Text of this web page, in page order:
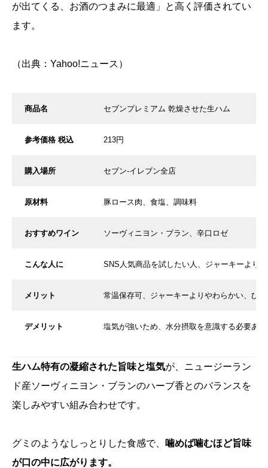
が出てくる、お酒のつまみに最適」と高く評価されてい
ます。
（出典： Yahoo!ニュース ）
商品名 セブンプレミアム 乾燥させた生ハム
参考価格 税込 213円
購入場所 セブン-イレブン全店
原材料 豚ロース肉、食塩、調味料
おすすめワイン ソーヴィニヨン・ブラン、辛口ロゼ
こんな人に SNS人気商品を試したい人、ジャーキーより
メリット 常温保存可、ジャーキーよりやわらかい、ひ
デメリット 塩気が強いため、水分摂取を意識する必要あり
生ハム特有の凝縮された旨味と塩気が、ニュージーラン
ド産ソーヴィニヨン・ブランのハーブ香とのバランスを
楽しみやすい組み合わせです。
グミのようなしっとりした食感で、
噛めば噛むほど旨味
が口の中に広がります。